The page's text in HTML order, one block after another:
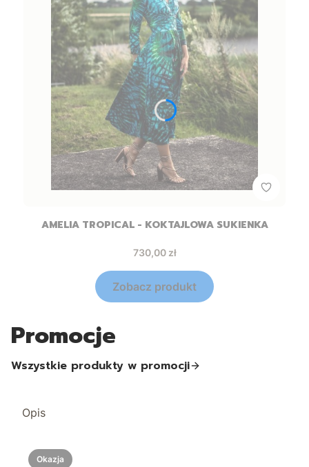
AMELIA TROPICAL - KOKTAJLOWA SUKIENKA
Cena
730,00 zł
Zobacz produkt
Promocje
Wszystkie produkty w promocji
Opis
Okazja